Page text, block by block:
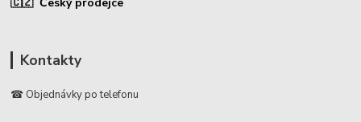
Kontakty
☎ Objednávky po telefonu